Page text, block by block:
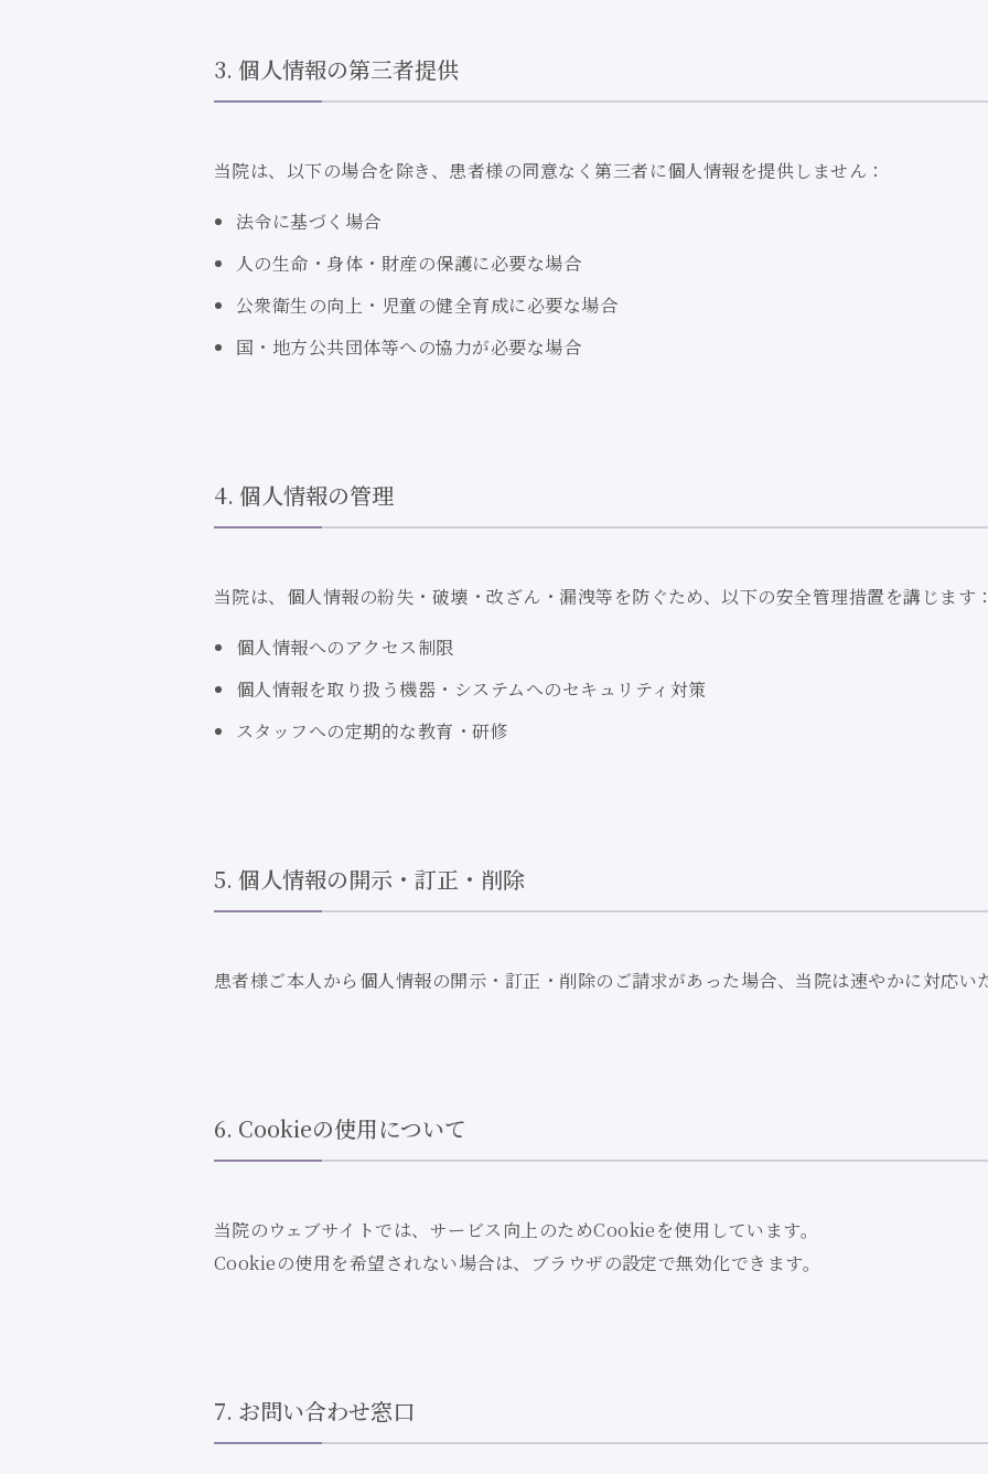
3. 個人情報の第三者提供
当院は、以下の場合を除き、患者様の同意なく第三者に個人情報を提供しません：
法令に基づく場合
人の生命・身体・財産の保護に必要な場合
公衆衛生の向上・児童の健全育成に必要な場合
国・地方公共団体等への協力が必要な場合
4. 個人情報の管理
当院は、個人情報の紛失・破壊・改ざん・漏洩等を防ぐため、以下の安全管理措置を講じます
個人情報へのアクセス制限
個人情報を取り扱う機器・ システムへのセキュリティ対策
スタッフへの定期的な教育・研修
5. 個人情報の開示・訂正・削除
患者様ご本人から個人情報の開示・訂正・削除のご請求があった場合、 当院は速やかに対応い
6. Cookieの使用について
当院のウェブサイトでは、 サービス向上のためCookieを使用しています。
Cookieの使用を希望されない場合は、
ブラウザの設定で無効化できます。
7. お問い合わせ窓口